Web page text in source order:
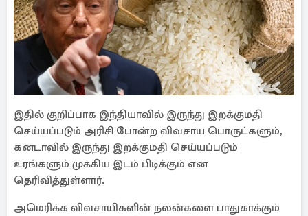
இதில் குறிப்பாக இந்தியாவில் இருந்து இறக்குமதி
செய்யப்படும் அரிசி போன்ற விவசாய பொருட்களும்,
கனடாவில் இருந்து இறக்குமதி செய்யப்படும்
உரங்களும் முக்கிய இடம் பிடிக்கும் என
தெரிவித்துள்ளார்.
அமெரிக்க விவசாயிகளின் நலன்களை பாதுகாக்கும்